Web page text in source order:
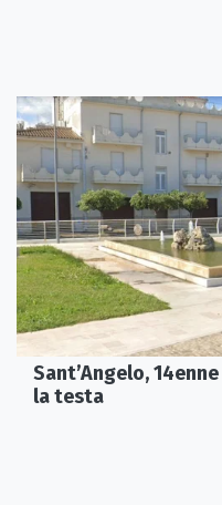
Sant’Angelo,
la testa